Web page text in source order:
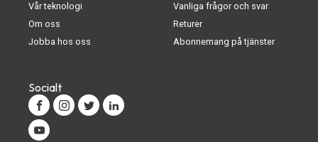
Vår teknologi
Om oss
Jobba hos oss
Vanliga frågor och svar
Returer
Abonnemang på tjänster
Socialt